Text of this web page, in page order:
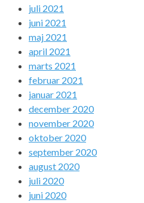
juli 2021
juni 2021
maj 2021
april 2021
marts 2021
februar 2021
januar 2021
december 2020
november 2020
oktober 2020
september 2020
august 2020
juli 2020
juni 2020